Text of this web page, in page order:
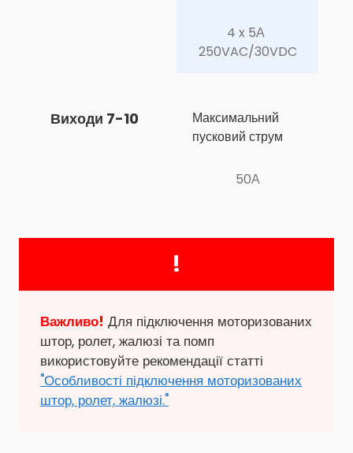
4 x 5А
250VAC/30VDC
Виходи 7-10
Максимальний
пусковий струм
50А
!
Важливо! Для підключення моторизованих
штор, ролет, жалюзі та помп
використовуйте рекомендації статті
"Особливості підключення моторизованих
штор, ролет, жалюзі."